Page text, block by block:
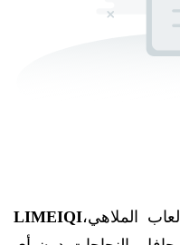
LIMEIQIالملاهي،